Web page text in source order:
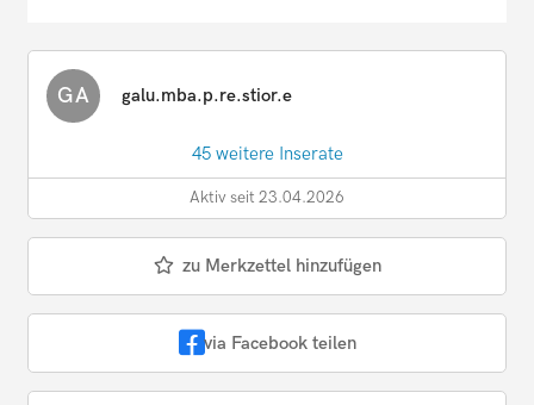
GA galu.mba.p.re.stior.e
45 weitere Inserate
Aktiv seit 23.04.2026
zu Merkzettel hinzufügen
via Facebook teilen